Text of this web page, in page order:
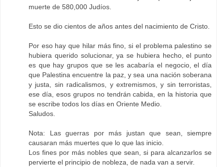
muerte de 580,000 Judíos.
Esto se dio cientos de años antes del nacimiento de Cristo.
Por eso hay que hilar más fino, si el problema palestino se
hubiera querido solucionar, ya se hubiera hecho, el punto
es que hay grupos que se les acabaría el negocio, el día
que Palestina encuentre la paz, y sea una nación soberana
y justa, sin radicalismos, y extremismos, y sin terroristas,
ese día, esos grupos no tendrán cabida, en la historia que
se escribe todos los días en Oriente Medio.
Saludos.
Nota: Las guerras por más justan que sean, siempre
causaran más muertes que lo que las inicio.
Los fines por más nobles que sean, si para alcanzarlos se
pervierte el principio de nobleza, de nada van a servir.